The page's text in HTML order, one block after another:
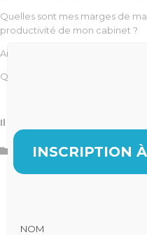
Quelles sont mes marges de
productivité de mon cabinet ?
Ai-je un statut juridique adapté
Quelle stratégie pour mon
Il n’est jamais trop tard
 Catégorie
Revue de presse
INSCRIPTION
NOM